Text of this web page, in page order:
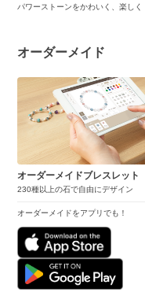
パワーストーンをかわいく、楽しく
オーダーメイド
オーダーメイドブレスレット
230種以上の石で自由にデザイン
オーダーメイドをアプリでも！